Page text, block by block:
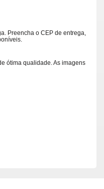
Preencha o CEP de entrega,
ótima qualidade. As imagens